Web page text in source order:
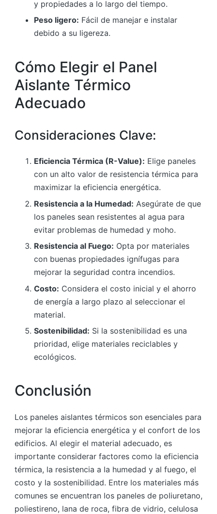
y propiedades a lo largo del tiempo.
Peso ligero: Fácil de manejar e instalar
debido a su ligereza.
Cómo Elegir el Panel
Aislante Térmico
Adecuado
Consideraciones Clave:
Eficiencia Térmica (R-Value): Elige paneles
con un alto valor de resistencia térmica para
maximizar la eficiencia energética.
Resistencia a la Humedad: Asegúrate de que
los paneles sean resistentes al agua para
evitar problemas de humedad y moho.
Resistencia al Fuego: Opta por materiales
con buenas propiedades ignífugas para
mejorar la seguridad contra incendios.
Costo: Considera el costo inicial y el ahorro
de energía a largo plazo al seleccionar el
material.
Sostenibilidad: Si la sostenibilidad es una
prioridad, elige materiales reciclables y
ecológicos.
Conclusión
Los paneles aislantes térmicos son esenciales para
mejorar la eficiencia energética y el confort de los
edificios. Al elegir el material adecuado, es
importante considerar factores como la eficiencia
térmica, la resistencia a la humedad y al fuego, el
costo y la sostenibilidad. Entre los materiales más
comunes se encuentran los paneles de poliuretano,
poliestireno, lana de roca, fibra de vidrio, celulosa